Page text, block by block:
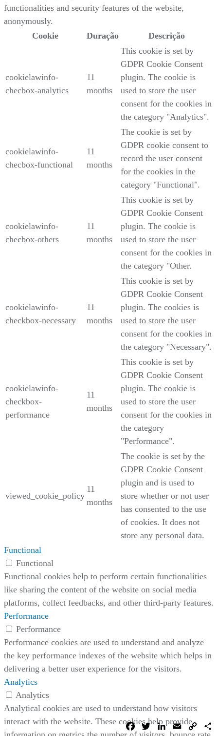
Facebook
TwitterLinkedIn
Email Copy
Link
functionalities and security features of the website,
anonymously.
Cookie
Duração Descrição
cookielawinfo-
checbox-analytics
11
months
This cookie is set by
GDPR Cookie Consent
plugin. The cookie is
used to store the user
consent for the cookies in
the category "Analytics".
cookielawinfo-
checbox-functional
11
months
The cookie is set by
GDPR cookie consent to
record the user consent
for the cookies in the
category "Functional".
cookielawinfo-
checbox-others
11
months
This cookie is set by
GDPR Cookie Consent
plugin. The cookie is
used to store the user
consent for the cookies in
the category "Other.
cookielawinfo-
checkbox-necessary
11
months
This cookie is set by
GDPR Cookie Consent
plugin. The cookies is
used to store the user
consent for the cookies in
the category "Necessary".
cookielawinfo-
checkbox-
performance
11
months
This cookie is set by
GDPR Cookie Consent
plugin. The cookie is
used to store the user
consent for the cookies in
the category
"Performance".
viewed_cookie_policy
11
months
The cookie is set by the
GDPR Cookie Consent
plugin and is used to
store whether or not user
has consented to the use
of cookies. It does not
store any personal data.
Functional
Functional
Functional cookies help to perform certain functionalities
like sharing the content of the website on social media
platforms, collect feedbacks, and other third-party features.
Performance
Performance
Performance cookies are used to understand and analyze
the key performance indexes of the website which helps in
delivering a better user experience for the visitors.
Analytics
Analytics
Analytical cookies are used to understand how visitors
interact with the website. These cookies help provide